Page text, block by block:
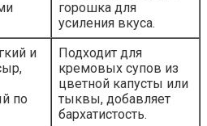
горошка для
усиления вкуса.
и
по
Подходит для
кремовых супов из
цветной капусты или
тыквы, добавляет
бархатистость.